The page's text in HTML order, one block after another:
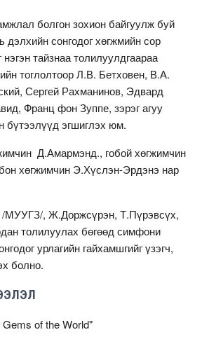
болгон зохион байгуулж буй
дэлхийн сонгодог хөгжмийн сор
тайзнаа толилуулдгаараа
тоглолтоор Л.В. Бетховен, В.А.
Сергей Рахманинов, Эдвард
Франц фон Зуппе, зэрэг агуу
бүтээлүүд эгшиглэх юм.
Д.Амармэнд., гобой хөгжимчин
хөгжимчин Э.Хүслэн-Эрдэнэ нар
МУУГЗ/, Ж.Доржсүрэн, Т.Пүрэвсүх,
толилуулах бөгөөд симфони
урлагийн гайхамшгийг үзэгч,
болно.
of the World"